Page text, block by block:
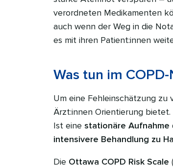
verordneten Medikamenten
auch wenn der Weg in die
es mit ihren Patient:innen
Was tun im
Um eine Fehleinschätzung zu
Ärzt:innen Orientierung
Ist eine stationäre Aufnahme
intensivere Behandlung zu
Die Ottawa COPD Risk Scale